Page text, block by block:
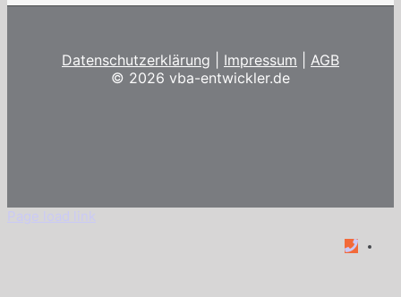
Datenschutzerklärung Impressum
AGB
© 2026 vba-entwickler.de
Page load link